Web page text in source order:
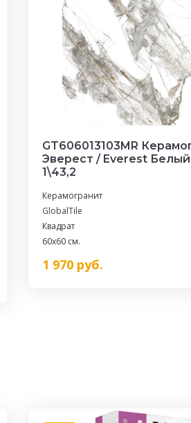
GT606013103MR
Эверест / Everest
1\43,2
Керамогранит
GlobalTile
Квадрат
60x60 см.
1 970руб.